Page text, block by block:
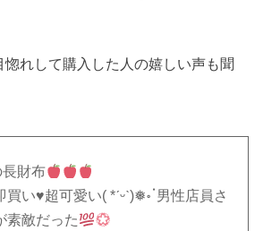
惚れして購入した人の嬉しい声も聞
財布
買い♥超可愛い( *ˊᵕˋ)❅॰ॱ男性店員さ
素敵だった